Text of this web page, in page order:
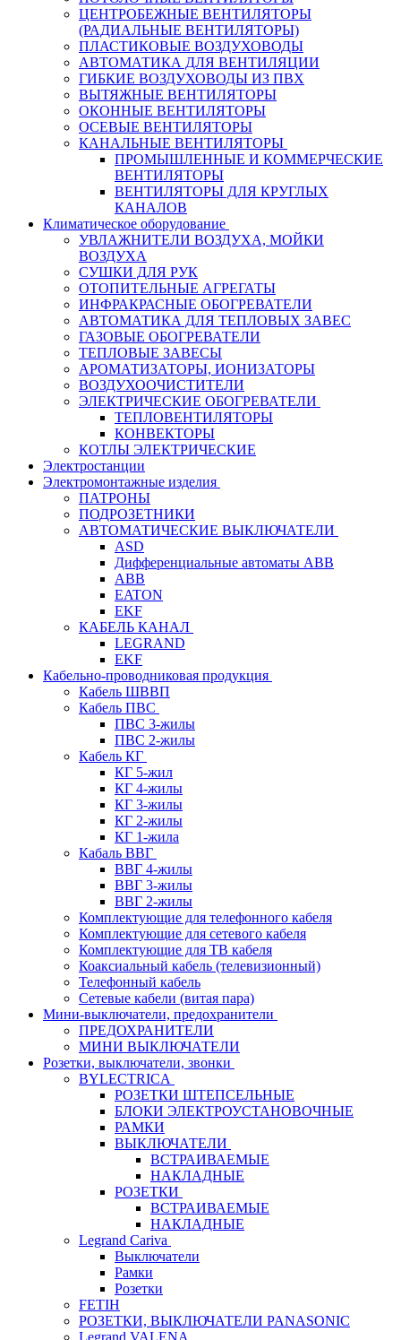
ЦЕНТРОБЕЖНЫЕ ВЕНТИЛЯТОРЫ
(РАДИАЛЬНЫЕ ВЕНТИЛЯТОРЫ)
ПЛАСТИКОВЫЕ ВОЗДУХОВОДЫ
АВТОМАТИКА ДЛЯ ВЕНТИЛЯЦИИ
ГИБКИЕ ВОЗДУХОВОДЫ ИЗ ПВХ
ВЫТЯЖНЫЕ ВЕНТИЛЯТОРЫ
ОКОННЫЕ ВЕНТИЛЯТОРЫ
ОСЕВЫЕ ВЕНТИЛЯТОРЫ
КАНАЛЬНЫЕ ВЕНТИЛЯТОРЫ
ПРОМЫШЛЕННЫЕ И КОММЕРЧЕСКИЕ
ВЕНТИЛЯТОРЫ
ВЕНТИЛЯТОРЫ ДЛЯ КРУГЛЫХ
КАНАЛОВ
Климатическое оборудование
УВЛАЖНИТЕЛИ ВОЗДУХА, МОЙКИ
ВОЗДУХА
СУШКИ ДЛЯ РУК
ОТОПИТЕЛЬНЫЕ АГРЕГАТЫ
ИНФРАКРАСНЫЕ ОБОГРЕВАТЕЛИ
АВТОМАТИКА ДЛЯ ТЕПЛОВЫХ ЗАВЕС
ГАЗОВЫЕ ОБОГРЕВАТЕЛИ
ТЕПЛОВЫЕ ЗАВЕСЫ
АРОМАТИЗАТОРЫ, ИОНИЗАТОРЫ
ВОЗДУХООЧИСТИТЕЛИ
ЭЛЕКТРИЧЕСКИЕ ОБОГРЕВАТЕЛИ
ТЕПЛОВЕНТИЛЯТОРЫ
КОНВЕКТОРЫ
КОТЛЫ ЭЛЕКТРИЧЕСКИЕ
Электростанции
Электромонтажные изделия
ПАТРОНЫ
ПОДРОЗЕТНИКИ
АВТОМАТИЧЕСКИЕ ВЫКЛЮЧАТЕЛИ
ASD
Дифференциальные автоматы ABB
ABB
EATON
EKF
КАБЕЛЬ КАНАЛ
LEGRAND
EKF
Кабельно-проводниковая продукция
Кабель ШВВП
Кабель ПВС
ПВС 3-жилы
ПВС 2-жилы
Кабель КГ
КГ 5-жил
КГ 4-жилы
КГ 3-жилы
КГ 2-жилы
КГ 1-жила
Кабаль ВВГ
ВВГ 4-жилы
ВВГ 3-жилы
ВВГ 2-жилы
Комплектующие для телефонного кабеля
Комплектующие для сетевого кабеля
Комплектующие для ТВ кабеля
Коаксиальный кабель (телевизионный)
Телефонный кабель
Сетевые кабели (витая пара)
Мини-выключатели, предохранители
ПРЕДОХРАНИТЕЛИ
МИНИ ВЫКЛЮЧАТЕЛИ
Розетки, выключатели, звонки
BYLECTRICA
РОЗЕТКИ ШТЕПСЕЛЬНЫЕ
БЛОКИ ЭЛЕКТРОУСТАНОВОЧНЫЕ
РАМКИ
ВЫКЛЮЧАТЕЛИ
ВСТРАИВАЕМЫЕ
НАКЛАДНЫЕ
РОЗЕТКИ
ВСТРАИВАЕМЫЕ
НАКЛАДНЫЕ
Legrand Cariva
Выключатели
Рамки
Розетки
FETIH
РОЗЕТКИ, ВЫКЛЮЧАТЕЛИ PANASONIC